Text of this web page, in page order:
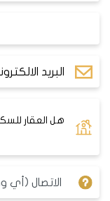
التنقل إلى وسط
الانجازات التي
المراكز الهامة
هي التوسعة
الهامة والتي
تشكميجه وأفجيلار